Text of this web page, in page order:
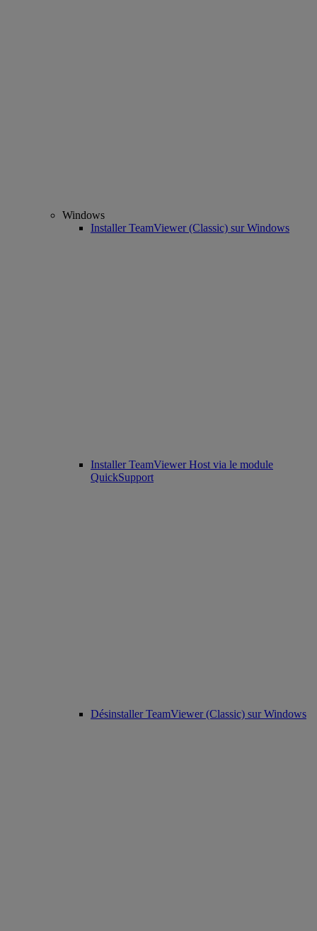
Windows
Installer TeamViewer (Classic) sur Windows
Installer TeamViewer Host via le module
QuickSupport
Désinstaller TeamViewer (Classic) sur Windows